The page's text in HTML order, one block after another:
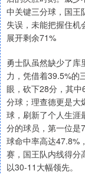
中关键三分球，国王
失误，未能把握住机
展开剩余71%
勇士队虽然缺少了库
力，凭借着39.5%的
眼，砍下28分，其
分球；理查德更是大
球，刷新了个人生涯
分的球员，第一位是
球命中率高达47.8%
赛，国王队内线得分
以30-11大幅领先。